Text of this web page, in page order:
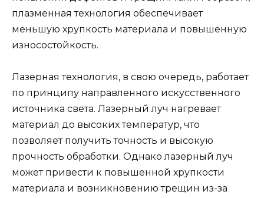
плазменная технология обеспечивает
меньшую хрупкость материала и повышенную
износостойкость.
Лазерная технология, в свою очередь, работает
по принципу направленного искусственного
источника света. Лазерный луч нагревает
материал до высоких температур, что
позволяет получить точность и высокую
прочность обработки. Однако лазерный луч
может привести к повышенной хрупкости
материала и возникновению трещин из-за